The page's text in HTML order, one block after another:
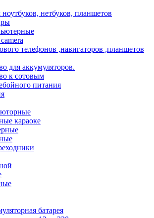
нетбуков, планшетов
телефонов ,навигаторов ,планшетов
для аккумуляторов.
к сотовым
питания
караоке
батарея